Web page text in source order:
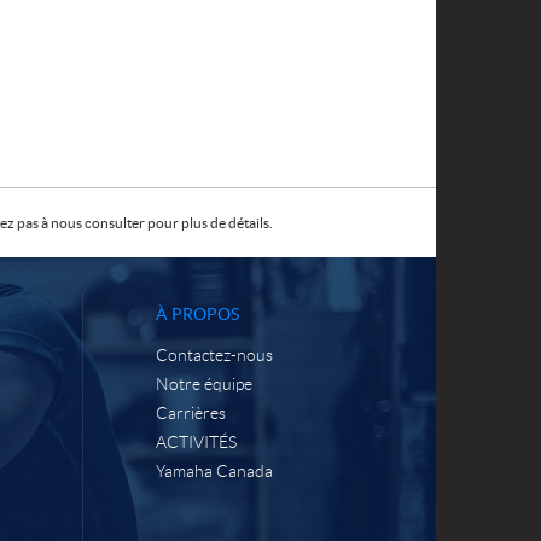
pas à nous consulter pour plus de détails.
À PROPOS
Contactez-nous
Notre équipe
Carrières
ACTIVITÉS
Yamaha Canada